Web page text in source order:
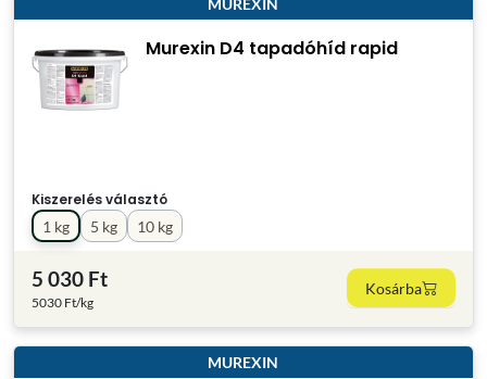
MUREXIN
Murexin D4 tapadóhíd rapid
Kiszerelés választó
1 kg
5 kg 10 kg
5 030 Ft
5030 Ft/kg
Kosárba
MUREXIN